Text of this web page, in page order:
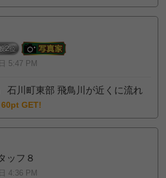
2位
5:47 PM
石川町東部 飛鳥川が近くに流れ
60pt GET!
ッフ８
4:36 PM